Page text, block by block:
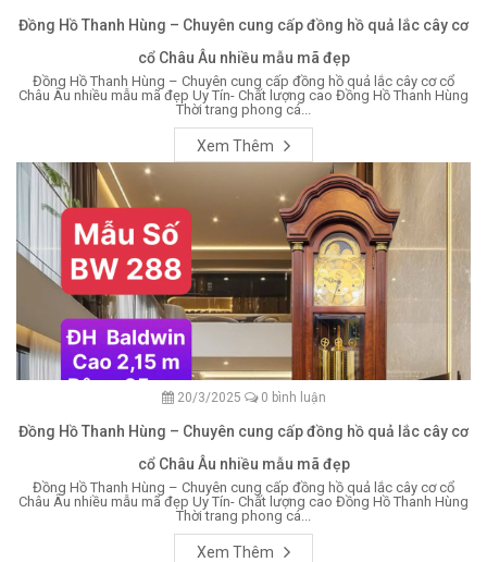
Đồng Hồ Thanh Hùng – Chuyên cung cấp đồng hồ quả lắc cây cơ
cổ Châu Âu nhiều mẫu mã đẹp
Đồng Hồ Thanh Hùng – Chuyên cung cấp đồng hồ quả lắc cây cơ cổ
Châu Âu nhiều mẫu mã đẹp Uy Tín- Chất lượng cao Đồng Hồ Thanh Hùng
Thời trang phong cá...
Xem Thêm
20/3/2025 0 bình luận
Đồng Hồ Thanh Hùng – Chuyên cung cấp đồng hồ quả lắc cây cơ
cổ Châu Âu nhiều mẫu mã đẹp
Đồng Hồ Thanh Hùng – Chuyên cung cấp đồng hồ quả lắc cây cơ cổ
Châu Âu nhiều mẫu mã đẹp Uy Tín- Chất lượng cao Đồng Hồ Thanh Hùng
Thời trang phong cá...
Xem Thêm